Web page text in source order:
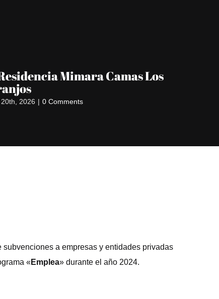
Mimara Camas Los
2026 | 0 Comments
a empresas y entidades privadas
«Emplea» durante el año 2024.